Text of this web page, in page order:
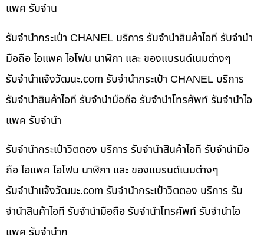
แพค รับจำน
รับจำนำกระเป๋า CHANEL บริการ รับจำนำสินค้าไอที รับจำนำ
มือถือ ไอแพค ไอโฟน นาฬิกา และ ของแบรนด์เนมต่างๆ
รับจํานําแจ้งวัฒนะ.com รับจำนำกระเป๋า CHANEL บริการ
รับจำนำสินค้าไอที รับจำนำมือถือ รับจำนำโทรศัพท์ รับจำนำไอ
แพค รับจำนำ
รับจำนำกระเป๋าวิตตอง บริการ รับจำนำสินค้าไอที รับจำนำมือ
ถือ ไอแพค ไอโฟน นาฬิกา และ ของแบรนด์เนมต่างๆ
รับจํานําแจ้งวัฒนะ.com รับจำนำกระเป๋าวิตตอง บริการ รับ
จำนำสินค้าไอที รับจำนำมือถือ รับจำนำโทรศัพท์ รับจำนำไอ
แพค รับจำนำก